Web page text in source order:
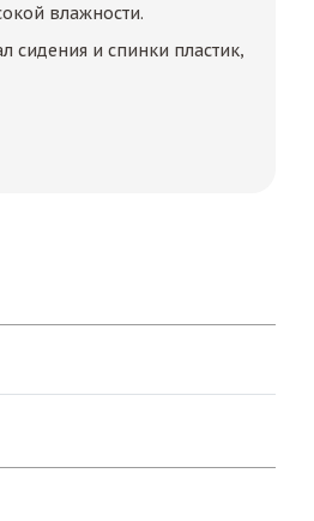
влажности.
сидения и спинки пластик,